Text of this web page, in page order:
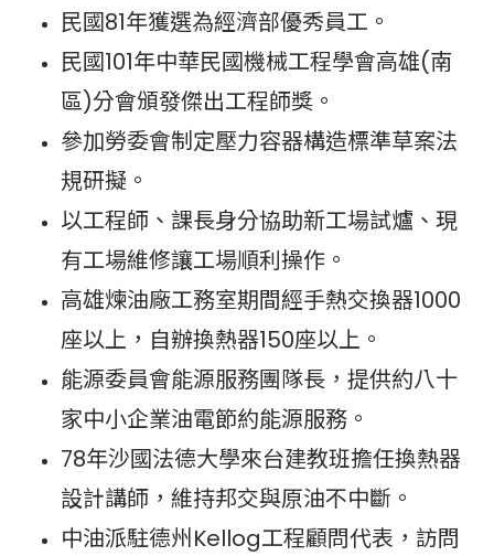
民國81年獲選為經濟部優秀員工。
民國101年中華民國機械工程學會高雄(南
區)分會頒發傑出工程師獎。
參加勞委會制定壓力容器構造標準草案法
規研擬。
以工程師、課長身分協助新工場試爐、現
有工場維修讓工場順利操作。
高雄煉油廠工務室期間經手熱交換器1000
座以上，自辦換熱器150座以上。
能源委員會能源服務團隊長，提供約八十
家中小企業油電節約能源服務。
78年沙國法德大學來台建教班擔任換熱器
設計講師，維持邦交與原油不中斷。
中油派駐德州Kellog工程顧問代表，訪問